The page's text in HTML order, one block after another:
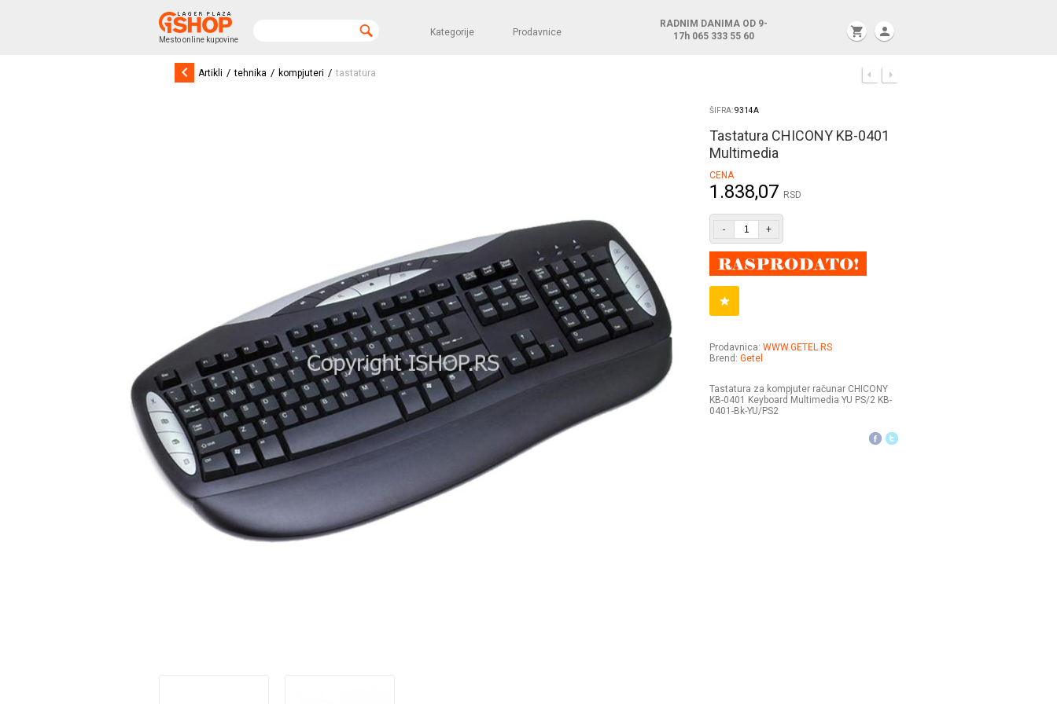
Mesto online kupovine
Kategorije Prodavnice
RADNIM DANIMA OD 9-
17h 065 333 55 60 shopping_cart person
keyboard_arrow_left Artikli / tehnika / kompjuteri / tastatura
ŠIFRA:9314A
Tastatura CHICONY KB-0401
Multimedia
CENA
1.838,07 RSD
- +
Prodavnica: WWW.GETEL.RS
Brend: Getel
Tastatura za kompjuter računar CHICONY
KB-0401 Keyboard Multimedia YU PS/2 KB-
0401-Bk-YU/PS2